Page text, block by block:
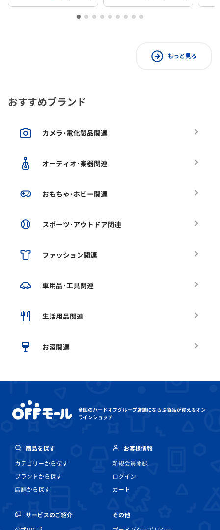
もっと見る
おすすめブランド
カメラ･電化製品関連
オーディオ･楽器関連
おもちゃ･ホビー関連
スポーツ･アウトドア関連
ファッション関連
車用品･工具関連
生活用品関連
お酒関連
全国のハードオフグループ店舗にならぶ商品が買えるオン
ラインショップ
商品を探す
カテゴリーから探す
ブランドから探す
店舗から探す
お客様情報
新規会員登録
ログイン
カート
サービスのご紹介
その他